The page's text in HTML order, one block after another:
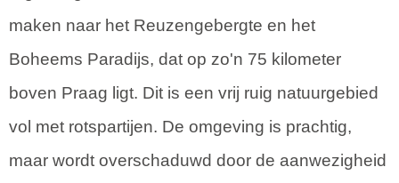
maken naar het Reuzengebergte en het
Boheems Paradijs, dat op zo'n 75 kilometer
boven Praag ligt. Dit is een vrij ruig natuurgebied
vol met rotspartijen. De omgeving is prachtig,
maar wordt overschaduwd door de aanwezigheid